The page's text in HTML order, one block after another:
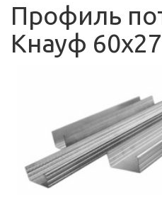
Профиль
Кнауф